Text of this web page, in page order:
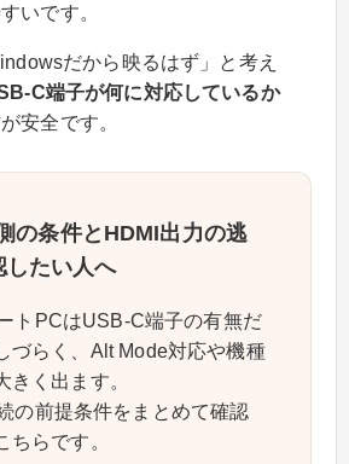
いです。
だから映るはず」と考え
C端子が何に対応しているか
安全です。
の条件とHDMI出力の逃
したい人へ
トPCはUSB-C端子の有無だ
づらく、Alt Mode対応や機種
きく出ます。
の前提条件をまとめて確認
ちらです。